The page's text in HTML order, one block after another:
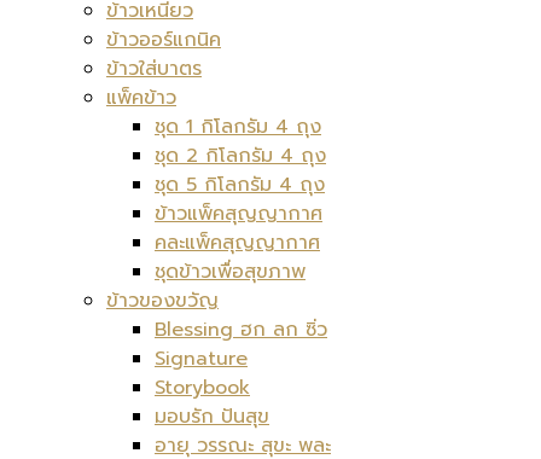
ข้าวเหนียว
ข้าวออร์แกนิค
ข้าวใส่บาตร
แพ็คข้าว
ชุด 1 กิโลกรัม 4 ถุง
ชุด 2 กิโลกรัม 4 ถุง
ชุด 5 กิโลกรัม 4 ถุง
ข้าวแพ็คสุญญากาศ
คละแพ็คสุญญากาศ
ชุดข้าวเพื่อสุขภาพ
ข้าวของขวัญ
Blessing ฮก ลก ซิ่ว
Signature
Storybook
มอบรัก ปันสุข
อายุ วรรณะ สุขะ พละ